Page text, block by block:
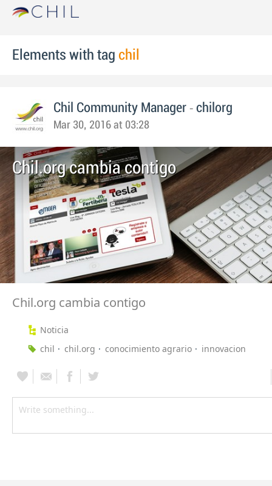
Elements with tag chil
Chil Community Manager - chilorg
Mar 30, 2016 at 03:28
Chil.org cambia contigo
Chil.org cambia contigo
Noticia
chil
chil.org conocimiento agrario innovacion